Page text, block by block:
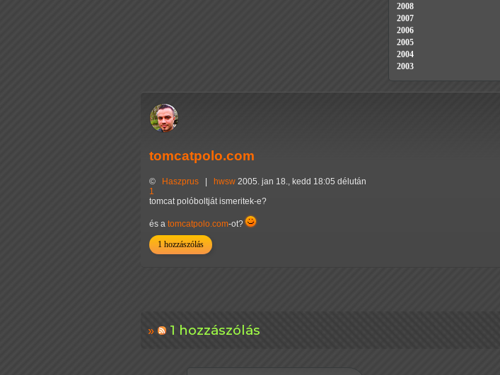
tomcatpolo.com
© Haszprus hwsw 2005. jan 18., kedd 18:05 délután
1
tomcat polóboltját ismeritek-e?
és a tomcatpolo.com-ot?
1 hozzászólás
1 hozzászólás
2008
2007
2006
2005
2004
2003